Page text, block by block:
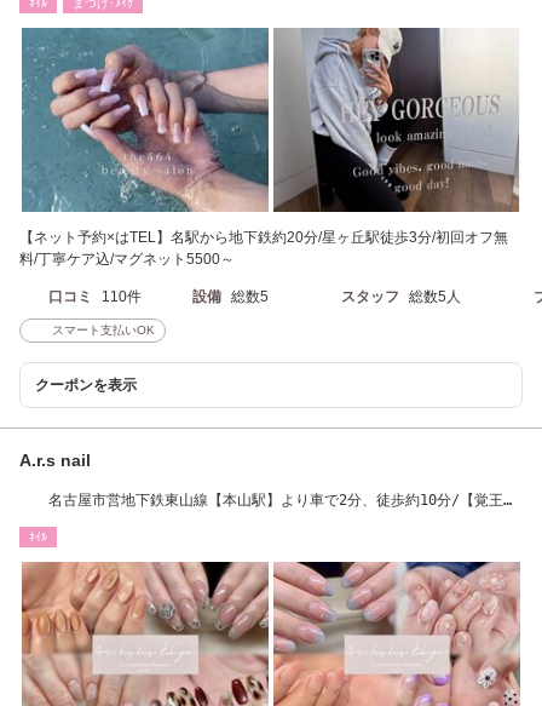
【ネット予約×はTEL】名駅から地下鉄約20分/星ヶ丘駅徒歩3分/初回オフ無
料/丁寧ケア込/マグネット5500～
口コミ 110件 設備 総数5 スタッフ 総数5人
スマート支払いOK
クーポンを表示
A.r.s nail
名古屋市営地下鉄東山線【本山駅】より車で2分、徒歩約10分/【覚王山
ﾈｲﾙ